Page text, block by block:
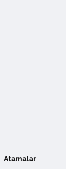
Atamalar